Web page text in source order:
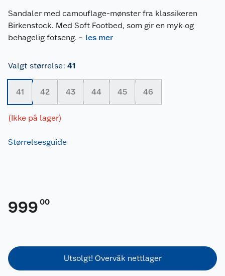
Sandaler med camouflage-mønster fra klassikeren
Birkenstock. Med Soft Footbed, som gir en myk og
behagelig fotseng. - les mer
Valgt størrelse: 41
41 42 43 44 45 46
(Ikke på lager)
Størrelsesguide
999 00
Utsolgt! Overvåk nettlager